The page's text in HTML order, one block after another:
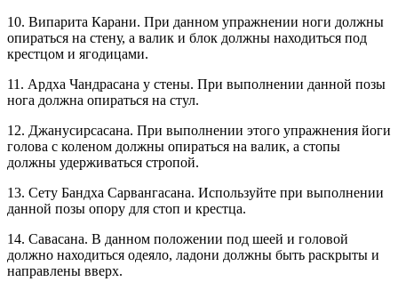
10. Випарита Карани. При данном упражнении ноги должны
опираться на стену, а валик и блок должны находиться под
крестцом и ягодицами.
11. Ардха Чандрасана у стены. При выполнении данной позы
нога должна опираться на стул.
12. Джанусирсасана. При выполнении этого упражнения йоги
голова с коленом должны опираться на валик, а стопы
должны удерживаться стропой.
13. Сету Бандха Сарвангасана. Используйте при выполнении
данной позы опору для стоп и крестца.
14. Савасана. В данном положении под шеей и головой
должно находиться одеяло, ладони должны быть раскрыты и
направлены вверх.